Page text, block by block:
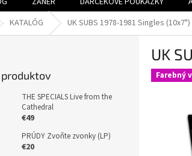
KATALÓG UK SUBS 1978-1981 Singles (10x7")
produktov
THE SPECIALS Live from the
Cathedral
€49
PRÚDY Zvoňte zvonky (LP)
€20
UK
Farebný